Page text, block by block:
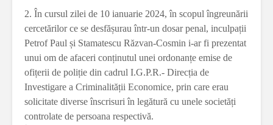
2. În cursul zilei de 10 ianuarie 2024, în scopul îngreunării
cercetărilor ce se desfășurau într-un dosar penal, inculpații
Petrof Paul și Stamatescu Răzvan-Cosmin i-ar fi prezentat
unui om de afaceri conținutul unei ordonanțe emise de
ofițerii de poliție din cadrul I.G.P.R.- Direcția de
Investigare a Criminalității Economice, prin care erau
solicitate diverse înscrisuri în legătură cu unele societăți
controlate de persoana respectivă.